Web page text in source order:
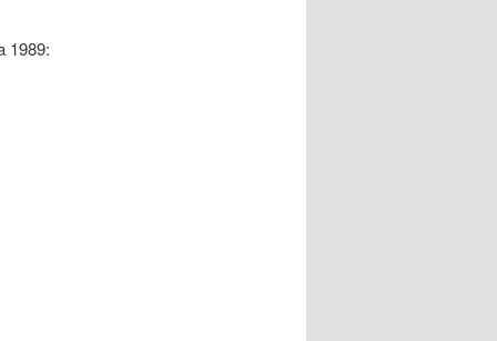
1989: